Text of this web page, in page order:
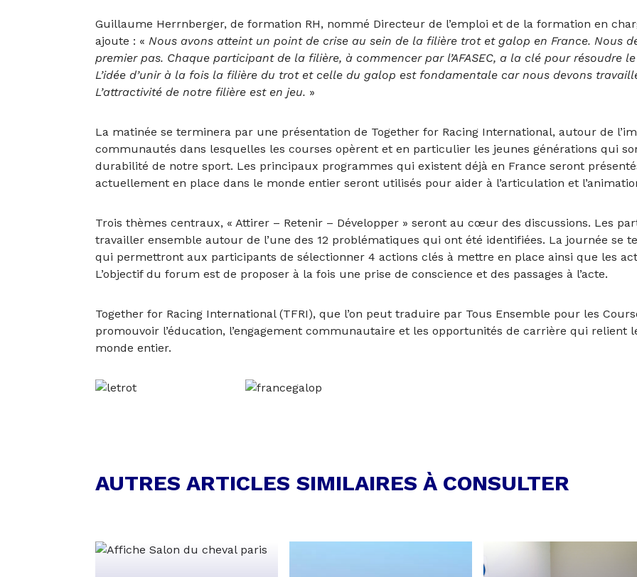
Guillaume Herrnberger, de formation RH, nommé Directeur de l’emploi et de la formation en
ajoute : «Nous avons atteint un point de crise au sein de la filière trot et galop en France. Nous
premier pas. Chaque participant de la filière, à commencer par l’AFASEC, a la clé pour résoudre
L’idée d’unir à la fois la filière du trot et celle du galop est fondamentale car nous devons
L’attractivité de notre filière est en jeu. »
La matinée se terminera par une présentation de Together for Racing International, autour de
communautés dans lesquelles les courses opèrent et en particulier les jeunes générations qui
durabilité de notre sport. Les principaux programmes qui existent déjà en France seront
actuellement en place dans le monde entier seront utilisés pour aider à l’articulation et
Trois thèmes centraux, « Attirer – Retenir – Développer » seront au cœur des discussions. Les
travailler ensemble autour de l’une des 12 problématiques qui ont été identifiées. La journée se
qui permettront aux participants de sélectionner 4 actions clés à mettre en place ainsi que les
L’objectif du forum est de proposer à la fois une prise de conscience et des passages à l’acte.
Together for Racing International (TFRI), que l’on peut traduire par Tous Ensemble pour les
promouvoir l’éducation, l’engagement communautaire et les opportunités de carrière qui relient
monde entier.
AUTRES ARTICLES SIMILAIRES À CONSULTER